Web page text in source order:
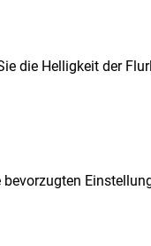
die Helligkeit der